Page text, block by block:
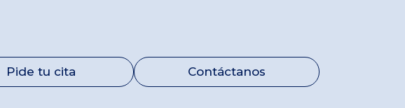
Pide tu cita Contáctanos